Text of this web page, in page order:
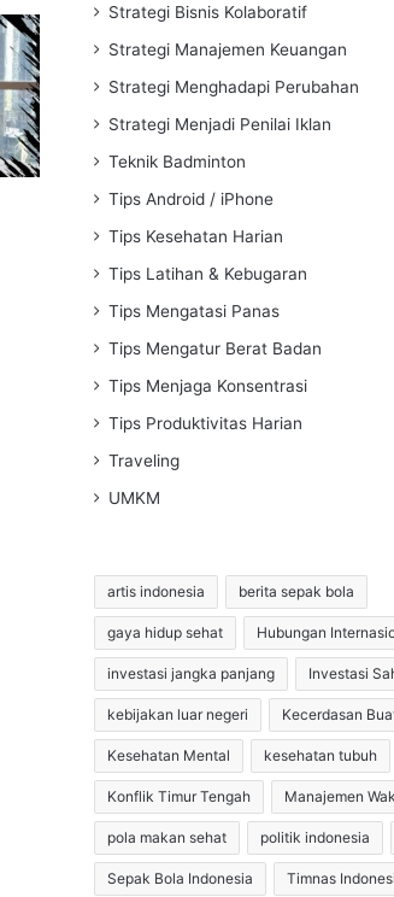
Strategi Bisnis Kolaboratif
Strategi Manajemen Keuangan
Strategi Menghadapi Perubahan
Strategi Menjadi Penilai Iklan
Teknik Badminton
Tips Android / iPhone
Tips Kesehatan Harian
Tips Latihan & Kebugaran
Tips Mengatasi Panas
Tips Mengatur Berat Badan
Tips Menjaga Konsentrasi
Tips Produktivitas Harian
Traveling
UMKM
artis indonesia berita sepak bola
gaya hidup sehat Hubungan
investasi jangka panjang Investasi
kebijakan luar negeri Kecerdasan
Kesehatan Mental kesehatan tubuh
Konflik Timur Tengah Manajemen
pola makan sehat politik indonesia
Sepak Bola Indonesia Timnas